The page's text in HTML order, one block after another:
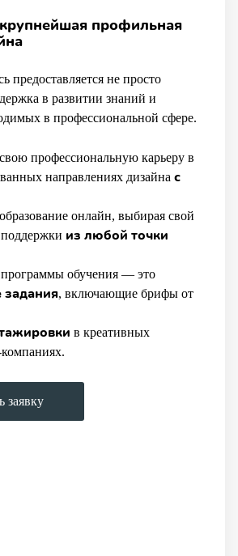
профильная
предоставляется не просто
в развитии знаний и
в профессиональной сфере.
профессиональную карьеру в
направлениях дизайна с
онлайн, выбирая свой
из любой точки
обучения — это
задания, включающие брифы от
в креативных
заявку